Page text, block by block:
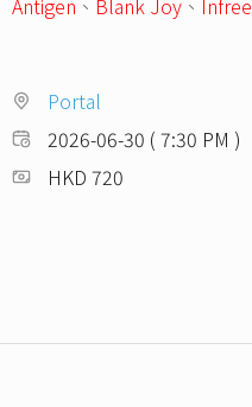
Antigen 、 Blank Joy 、 Infree
Portal
2026-06-30 ( 7:30 PM )
HKD 720